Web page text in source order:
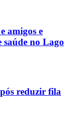
amigos e
saúde no Lago
reduzir fila